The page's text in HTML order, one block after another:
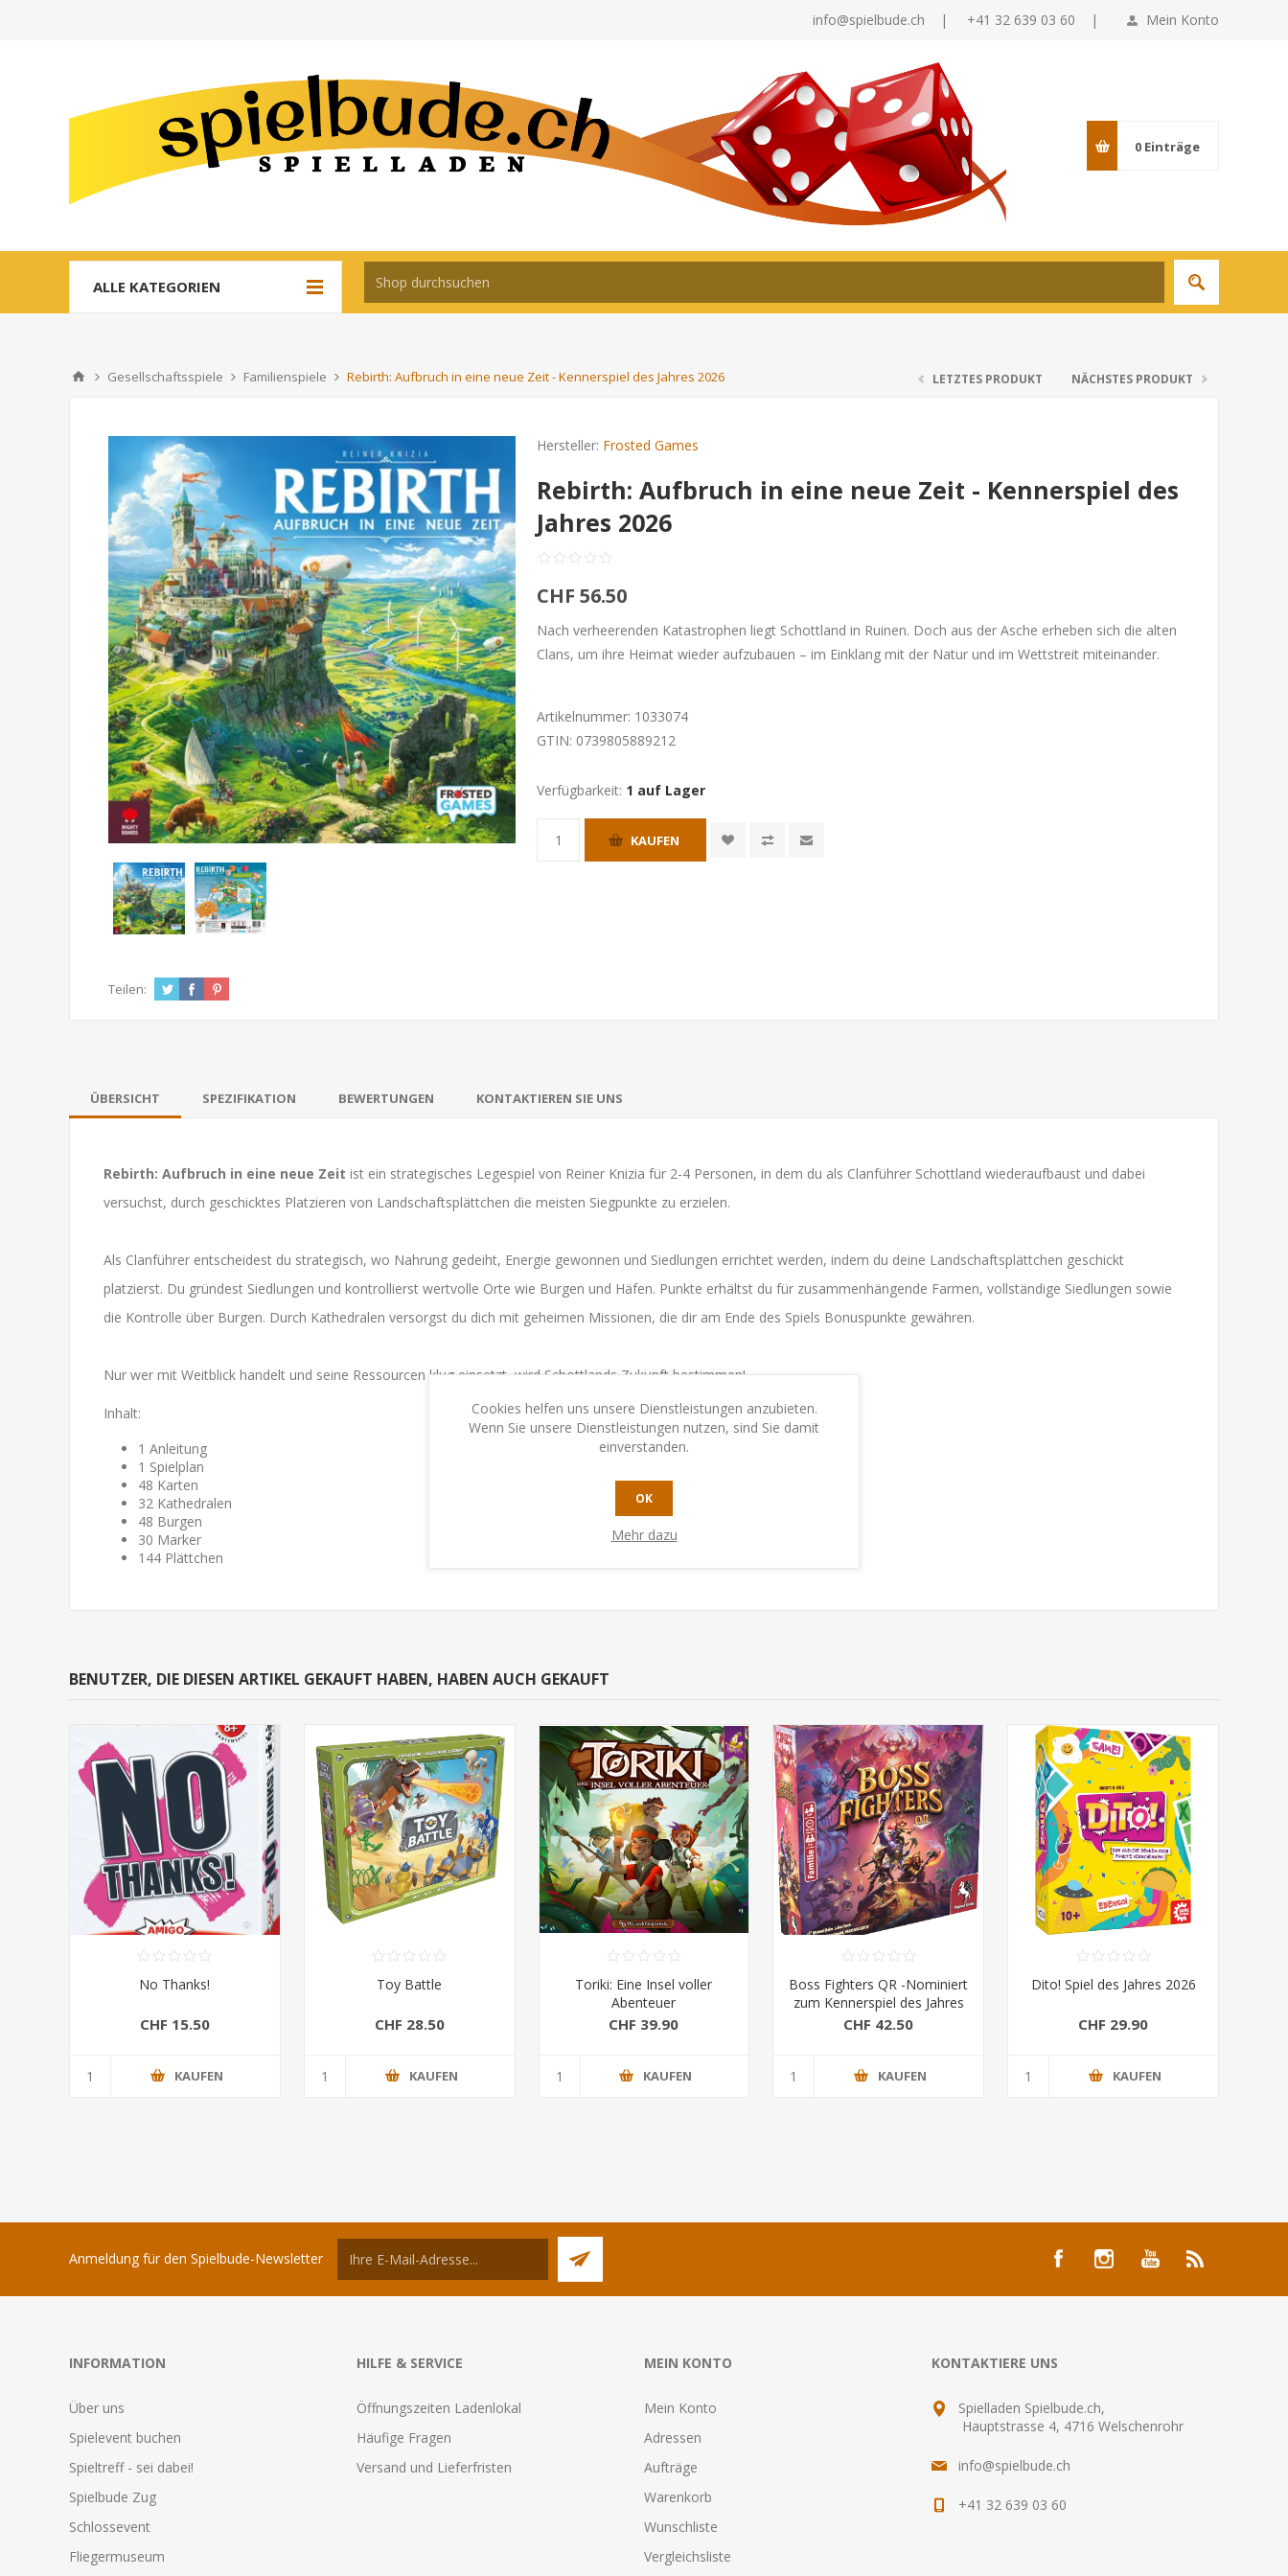
Mein Konto
info@spielbude.ch | +41 32 639 03 60 |
0 Einträge
ALLE KATEGORIEN
Gesellschaftsspiele Familienspiele Rebirth: Aufbruch in eine neue Zeit - Kennerspiel des Jahres 2026 LETZTES PRODUKT NÄCHSTES PRODUKT
Hersteller: Frosted Games
Rebirth: Aufbruch in eine neue Zeit - Kennerspiel des
Jahres 2026
CHF 56.50
Nach verheerenden Katastrophen liegt Schottland in Ruinen. Doch aus der Asche erheben sich die alten
Clans, um ihre Heimat wieder aufzubauen – im Einklang mit der Natur und im Wettstreit miteinander.
Artikelnummer: 1033074
GTIN: 0739805889212
Verfügbarkeit: 1 auf Lager
KAUFEN
Teilen:
ÜBERSICHT SPEZIFIKATION BEWERTUNGEN KONTAKTIEREN SIE UNS
Rebirth: Aufbruch in eine neue Zeit ist ein strategisches Legespiel von Reiner Knizia für 2-4 Personen, in dem du als Clanführer Schottland wiederaufbaust und dabei
versuchst, durch geschicktes Platzieren von Landschaftsplättchen die meisten Siegpunkte zu erzielen.
Als Clanführer entscheidest du strategisch, wo Nahrung gedeiht, Energie gewonnen und Siedlungen errichtet werden, indem du deine Landschaftsplättchen geschickt
platzierst. Du gründest Siedlungen und kontrollierst wertvolle Orte wie Burgen und Häfen. Punkte erhältst du für zusammenhängende Farmen, vollständige Siedlungen sowie
die Kontrolle über Burgen. Durch Kathedralen versorgst du dich mit geheimen Missionen, die dir am Ende des Spiels Bonuspunkte gewähren.
Nur wer mit Weitblick handelt und seine Ressourcen klug einsetzt, wird Schottlands Zukunft bestimmen!
Inhalt:
1 Anleitung
1 Spielplan
48 Karten
32 Kathedralen
48 Burgen
30 Marker
144 Plättchen
BENUTZER, DIE DIESEN ARTIKEL GEKAUFT HABEN, HABEN AUCH GEKAUFT
No Thanks!
CHF 15.50
KAUFEN
Toy Battle
CHF 28.50
KAUFEN
Toriki: Eine Insel voller
Abenteuer
CHF 39.90
KAUFEN
Boss Fighters QR -Nominiert
zum Kennerspiel des Jahres
2026
CHF 42.50
KAUFEN
Dito! Spiel des Jahres 2026
CHF 29.90
KAUFEN
Anmeldung für den Spielbude-Newsletter
INFORMATION
Über uns
Spielevent buchen
Spieltreff - sei dabei!
Spielbude Zug
Schlossevent
Fliegermuseum
HILFE & SERVICE
Öffnungszeiten Ladenlokal
Häufige Fragen
Versand und Lieferfristen
MEIN KONTO
Mein Konto
Adressen
Aufträge
Warenkorb
Wunschliste
Vergleichsliste
KONTAKTIERE UNS
Spielladen Spielbude.ch,
Hauptstrasse 4, 4716 Welschenrohr
info@spielbude.ch
+41 32 639 03 60
Cookies helfen uns unsere Dienstleistungen anzubieten.
Wenn Sie unsere Dienstleistungen nutzen, sind Sie damit
einverstanden.
OK
Mehr dazu